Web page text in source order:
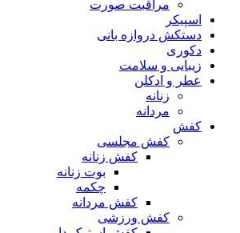
مراقبت صورت
اسپیکر
دستکش دروازه بانی
دکوری
زیبایی و سلامت
عطر و ادکلن
زنانه
مردانه
کفش
کفش مجلسی
کفش زنانه
بوت زنانه
چکمه
کفش مردانه
کفش ورزشی